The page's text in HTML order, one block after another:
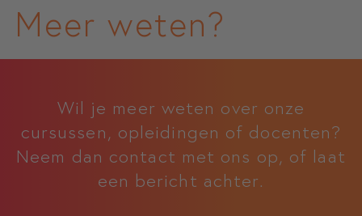
Meer weten?
Wil je meer weten over onze
cursussen, opleidingen of docenten?
Neem dan contact met ons op, of laat
een bericht achter.